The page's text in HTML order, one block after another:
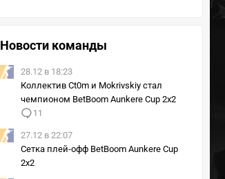
Новости команды
28.12 в 18:23
Коллектив Ct0m и Mokrivskiy стал
чемпионом BetBoom Aunkere Cup 2x2
11
27.12 в 22:07
Сетка плей-офф BetBoom Aunkere Cup
2x2